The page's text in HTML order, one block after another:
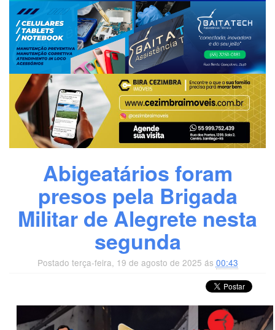
Abigeatários foram
presos pela Brigada
Militar de Alegrete nesta
segunda
Postado terça-feira, 19 de agosto de 2025 ás 00:43